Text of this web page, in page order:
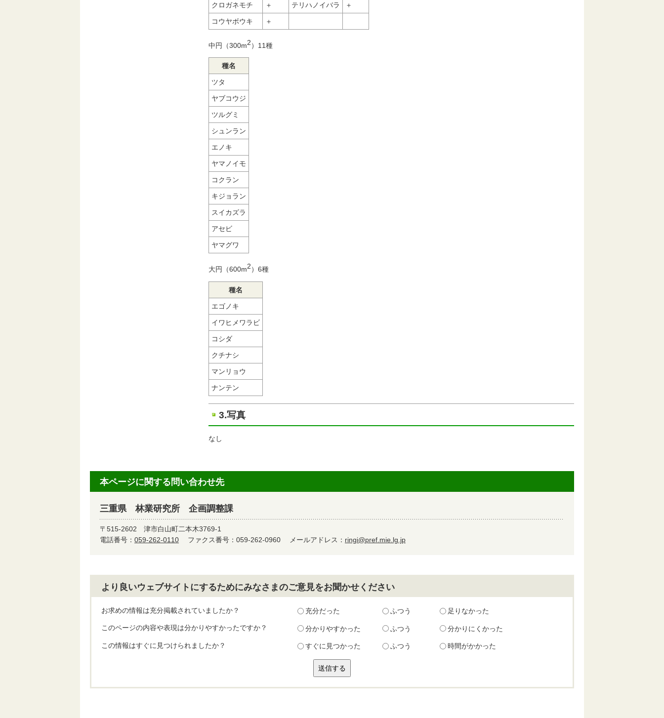
クロガネモチ ＋ テリハノイバラ ＋
コウヤボウキ ＋
中円（300m2）11種
種名
ツタ
ヤブコウジ
ツルグミ
シュンラン
エノキ
ヤマノイモ
コクラン
キジョラン
スイカズラ
アセビ
ヤマグワ
大円（600m2）6種
種名
エゴノキ
イワヒメワラビ
コシダ
クチナシ
マンリョウ
ナンテン
3.写真
なし
本ページに関する問い合わせ先
三重県 林業研究所 企画調整課
〒515-2602 津市白山町二本木3769-1
電話番号： 059-262-0110 ファクス番号：059-262-0960 メールアドレス： ringi@pref.mie.lg.jp
より良いウェブサイトにするためにみなさまのご意見をお聞かせください
お求めの情報は充分掲載されていましたか？ 充分だった ふつう 足りなかった
このページの内容や表現は分かりやすかったですか？ 分かりやすかった ふつう 分かりにくかった
この情報はすぐに見つけられましたか？ すぐに見つかった ふつう 時間がかかった